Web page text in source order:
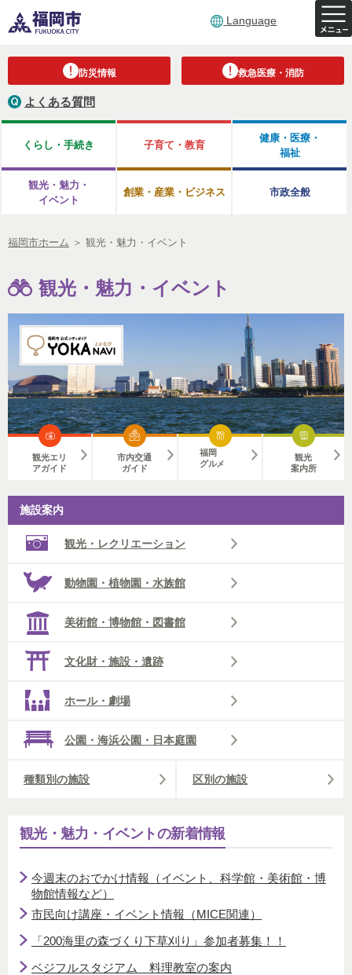
Language
防災情報 救急医療・消防
よくある質問
くらし・手続き 子育て・教育
健康・医療・
福祉
観光・魅力・
イベント
創業・産業・ビジネス 市政全般
福岡市ホーム ＞ 観光・魅力・イベント
観光・魅力・イベント
観光エリ
アガイド
市内交通
ガイド
福岡
グルメ
観光
案内所
施設案内
観光・レクリエーション
動物園・植物園・水族館
美術館・博物館・図書館
文化財・施設・遺跡
ホール・劇場
公園・海浜公園・日本庭園
種類別の施設 区別の施設
観光・魅力・イベントの新着情報
今週末のおでかけ情報（イベント、科学館・美術館・博
物館情報など）
市民向け講座・イベント情報（MICE関連）
「200海里の森づくり下草刈り」参加者募集！！
ベジフルスタジアム 料理教室の案内